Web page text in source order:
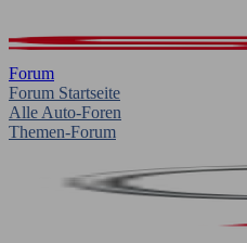
Forum
Forum Startseite
Alle Auto-Foren
Themen-Forum